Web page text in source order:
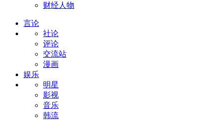
财经人物
言论
社论
评论
交流站
漫画
娱乐
明星
影视
音乐
韩流